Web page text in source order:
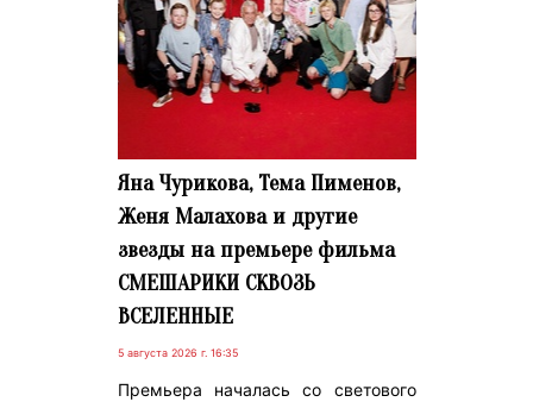
Яна Чурикова, Тема Пименов,
Женя Малахова и другие
звезды на премьере фильма
СМЕШАРИКИ СКВОЗЬ
ВСЕЛЕННЫЕ
5 августа 2026 г. 16:35
Премьера началась со светового